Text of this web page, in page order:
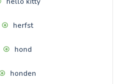
herfst
hond
honden